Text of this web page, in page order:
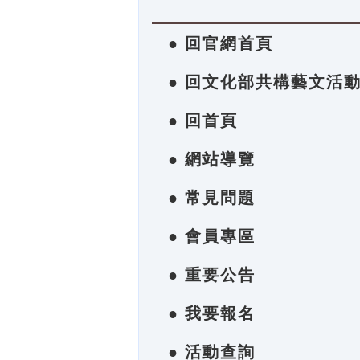
● 回官網首頁
● 回文化部共構藝文活
● 回首頁
● 網站導覽
● 常見問題
● 會員專區
● 重要公告
● 我要報名
● 活動查詢